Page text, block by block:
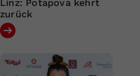
Linz: Potapova kehrt
zurück